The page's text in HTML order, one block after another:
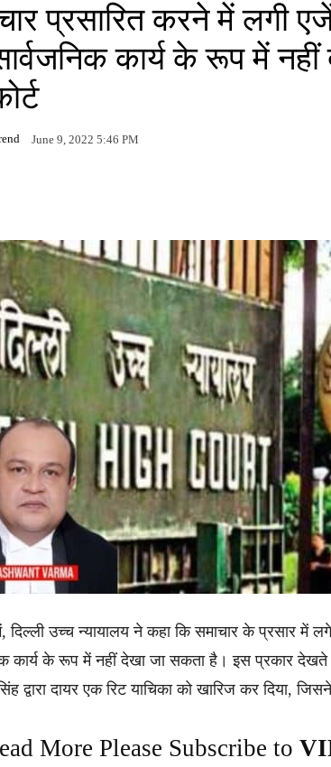
प्रसारित करने में लगी
कार्य के रूप में
June 9, 2022 5:46 PM
दिल्ली उच्च न्यायालय ने कहा कि समाचार के प्रसार में
कार्य के रूप में नहीं देखा जा सकता है। इस प्रकार देखते
द्वारा दायर एक रिट याचिका को खारिज कर दिया,
More Please Subscribe to